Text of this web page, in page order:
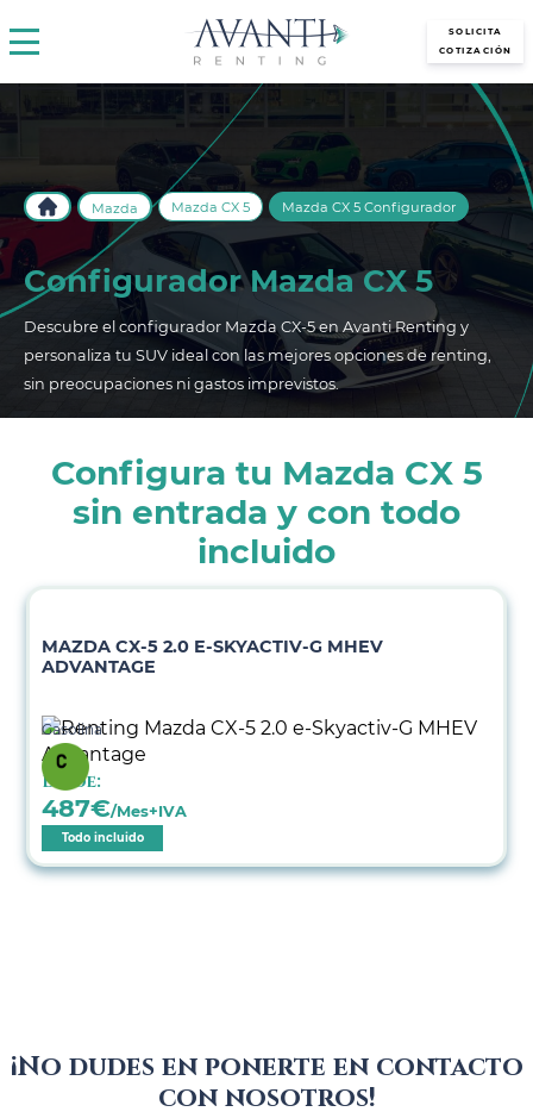
SOLICITA
COTIZACIÓN
Mazda Mazda CX 5 Mazda CX 5 Configurador
Configurador Mazda CX 5
Descubre el configurador Mazda CX-5 en Avanti Renting y
personaliza tu SUV ideal con las mejores opciones de renting,
sin preocupaciones ni gastos imprevistos.
Configura tu Mazda CX 5
sin entrada y con todo
incluido
MAZDA CX-5 2.0 E-SKYACTIV-G MHEV
ADVANTAGE
Gasolina
Desde:
487€/Mes+IVA
Todo incluido
¡No dudes en ponerte en contacto
con nosotros!